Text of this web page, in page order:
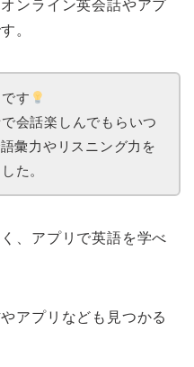
ンライン英会話やアプ
。
す
会話楽しんでもらいつ
彙力やリスニング力を
た。
、アプリで英語を学べ
アプリなども見つかる